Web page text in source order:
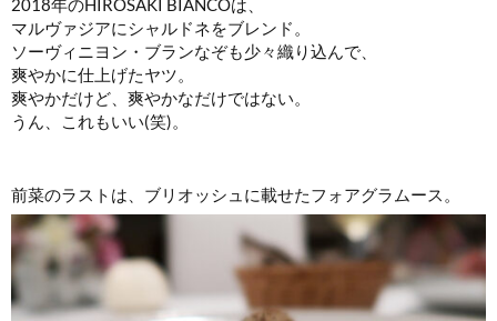
2018年のHIROSAKI BIANCOは、
マルヴァジアにシャルドネをブレンド。
ソーヴィニヨン・ブランなぞも少々織り込んで、
爽やかに仕上げたヤツ。
爽やかだけど、爽やかなだけではない。
うん、これもいい(笑)。
前菜のラストは、ブリオッシュに載せたフォアグラムース。